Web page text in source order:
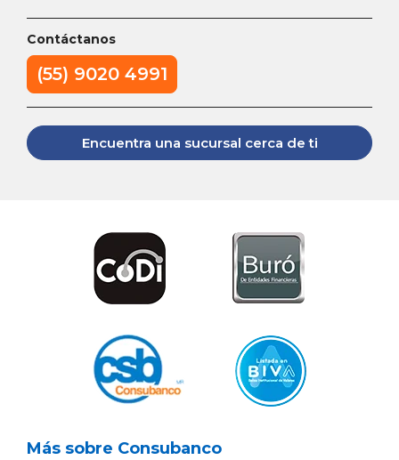
Contáctanos
(55) 9020 4991
Encuentra una sucursal cerca de ti
Más sobre Consubanco